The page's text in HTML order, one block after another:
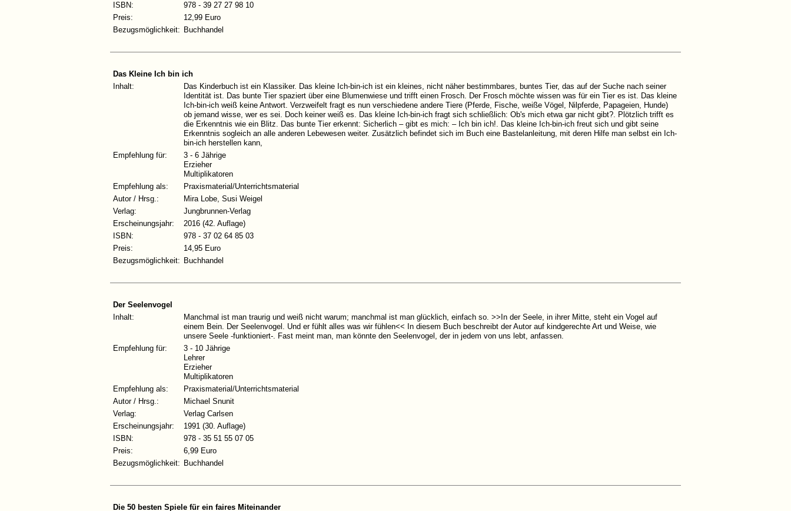
ISBN:
978 - 39 27 27 98 10
Preis:
12,99 Euro
Bezugsmöglichkeit: Buchhandel
Das Kleine Ich bin ich
Inhalt:
Das Kinderbuch ist ein Klassiker. Das kleine Ich-bin-ich ist ein kleines, nicht näher bestimmbares, buntes Tier, das auf der Suche nach seiner
Identität ist. Das bunte Tier spaziert über eine Blumenwiese und trifft einen Frosch. Der Frosch möchte wissen was für ein Tier es ist. Das kleine
Ich-bin-ich weiß keine Antwort. Verzweifelt fragt es nun verschiedene andere Tiere (Pferde, Fische, weiße Vögel, Nilpferde, Papageien, Hunde)
ob jemand wisse, wer es sei. Doch keiner weiß es. Das kleine Ich-bin-ich fragt sich schließlich: Ob's mich etwa gar nicht gibt?. Plötzlich trifft es
die Erkenntnis wie ein Blitz. Das bunte Tier erkennt: Sicherlich – gibt es mich: – Ich bin ich!. Das kleine Ich-bin-ich freut sich und gibt seine
Erkenntnis sogleich an alle anderen Lebewesen weiter. Zusätzlich befindet sich im Buch eine Bastelanleitung, mit deren Hilfe man selbst ein Ich-
bin-ich herstellen kann,
Empfehlung für:
3 - 6 Jährige
Erzieher
Multiplikatoren
Empfehlung als:
Praxismaterial/Unterrichtsmaterial
Autor / Hrsg.:
Mira Lobe, Susi Weigel
Verlag:
Jungbrunnen-Verlag
Erscheinungsjahr:
2016 (42. Auflage)
ISBN:
978 - 37 02 64 85 03
Preis:
14,95 Euro
Bezugsmöglichkeit: Buchhandel
Der Seelenvogel
Inhalt:
Manchmal ist man traurig und weiß nicht warum; manchmal ist man glücklich, einfach so. >>In der Seele, in ihrer Mitte, steht ein Vogel auf
einem Bein. Der Seelenvogel. Und er fühlt alles was wir fühlen<< In diesem Buch beschreibt der Autor auf kindgerechte Art und Weise, wie
unsere Seele -funktioniert-. Fast meint man, man könnte den Seelenvogel, der in jedem von uns lebt, anfassen.
Empfehlung für:
3 - 10 Jährige
Lehrer
Erzieher
Multiplikatoren
Empfehlung als:
Praxismaterial/Unterrichtsmaterial
Autor / Hrsg.:
Michael Snunit
Verlag:
Verlag Carlsen
Erscheinungsjahr:
1991 (30. Auflage)
ISBN:
978 - 35 51 55 07 05
Preis:
6,99 Euro
Bezugsmöglichkeit: Buchhandel
Die 50 besten Spiele für ein faires Miteinander